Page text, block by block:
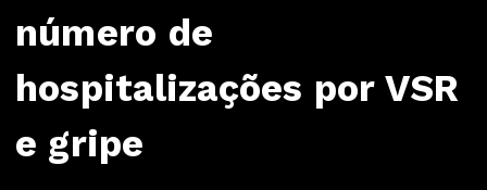
número de
hospitalizações por VSR
e gripe